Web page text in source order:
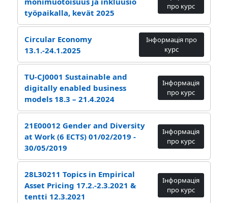
työpaikalla, kevät 2025
про курс
Circular Economy
13.1.-24.1.2025
Інформація про
курс
TU-CJ0001 Sustainable and
digitally enabled business
models 18.3 – 21.4.2024
Інформація
про курс
21E00012 Gender and Diversity
at Work (6 ECTS) 01/02/2019 -
30/05/2019
Інформація
про курс
28L30211 Topics in Empirical
Asset Pricing 17.2.-2.3.2021 &
tentti 12.3.2021
Інформація
про курс